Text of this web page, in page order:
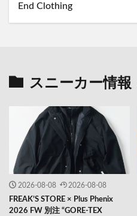
End Clothing
スニーカー情報
2026-08-08 2026-08-08
FREAK’S STORE × Plus Phenix
2026 FW 別注 “GORE-TEX